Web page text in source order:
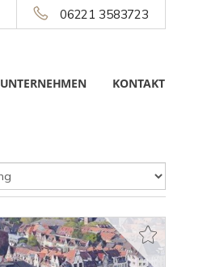
06221 3583723
UNTERNEHMEN KONTAKT